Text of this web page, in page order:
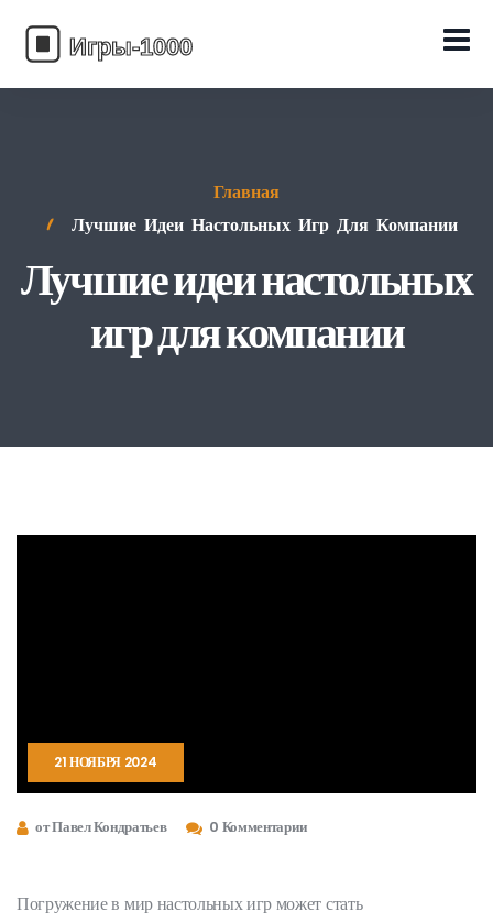
Лучшие идеи настольных
игр для компании
Главная
Лучшие Идеи Настольных Игр Для Компании
21 НОЯБРЯ 2024
от Павел Кондратьев 0 Комментарии
Погружение в мир настольных игр может стать